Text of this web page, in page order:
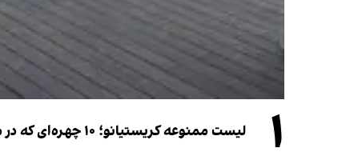
۱ لیست ممنوعه کریستیانو؛ ۱۰ چهره‌ای که در مراسم عروسی رونالدو و جورجینا جایی ندارند